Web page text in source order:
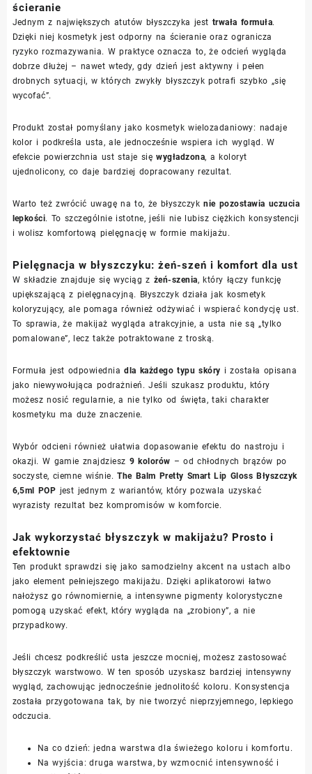
ścieranie
Jednym z największych atutów błyszczyka jest trwała formuła.
Dzięki niej kosmetyk jest odporny na ścieranie oraz ogranicza
ryzyko rozmazywania. W praktyce oznacza to, że odcień wygląda
dobrze dłużej – nawet wtedy, gdy dzień jest aktywny i pełen
drobnych sytuacji, w których zwykły błyszczyk potrafi szybko „się
wycofać”.
Produkt został pomyślany jako kosmetyk wielozadaniowy: nadaje
kolor i podkreśla usta, ale jednocześnie wspiera ich wygląd. W
efekcie powierzchnia ust staje sięwygładzona, a koloryt
ujednolicony, co daje bardziej dopracowany rezultat.
Warto też zwrócić uwagę na to, że błyszczyknie pozostawia uczucia
lepkości. To szczególnie istotne, jeśli nie lubisz ciężkich konsystencji
i wolisz komfortową pielęgnację w formie makijażu.
Pielęgnacja w błyszczyku: żeń-szeń i komfort dla ust
W składzie znajduje się wyciąg z żeń-szenia, który łączy funkcję
upiększającą z pielęgnacyjną. Błyszczyk działa jak kosmetyk
koloryzujący, ale pomaga również odżywiać i wspierać kondycję ust.
To sprawia, że makijaż wygląda atrakcyjnie, a usta nie są „tylko
pomalowane”, lecz także potraktowane z troską.
Formuła jest odpowiedniadla każdego typu skóry i została opisana
jako niewywołująca podrażnień. Jeśli szukasz produktu, który
możesz nosić regularnie, a nie tylko od święta, taki charakter
kosmetyku ma duże znaczenie.
Wybór odcieni również ułatwia dopasowanie efektu do nastroju i
okazji. W gamie znajdziesz 9 kolorów – od chłodnych brązów po
soczyste, ciemne wiśnie.The Balm Pretty Smart Lip Gloss Błyszczyk
6,5ml POP jest jednym z wariantów, który pozwala uzyskać
wyrazisty rezultat bez kompromisów w komforcie.
Jak wykorzystać błyszczyk w makijażu? Prosto i
efektownie
Ten produkt sprawdzi się jako samodzielny akcent na ustach albo
jako element pełniejszego makijażu. Dzięki aplikatorowi łatwo
nałożysz go równomiernie, a intensywne pigmenty kolorystyczne
pomogą uzyskać efekt, który wygląda na „zrobiony”, a nie
przypadkowy.
Jeśli chcesz podkreślić usta jeszcze mocniej, możesz zastosować
błyszczyk warstwowo. W ten sposób uzyskasz bardziej intensywny
wygląd, zachowując jednocześnie jednolitość koloru. Konsystencja
została przygotowana tak, by nie tworzyć nieprzyjemnego, lepkiego
odczucia.
Na co dzień: jedna warstwa dla świeżego koloru i komfortu.
Na wyjścia: druga warstwa, by wzmocnić intensywność i